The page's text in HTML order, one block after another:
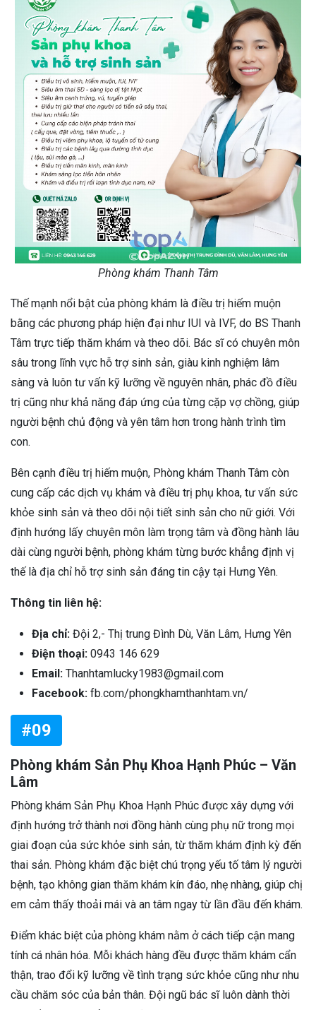
Phòng khám Thanh Tâm
Thế mạnh nổi bật của phòng khám là điều trị hiếm muộn
bằng các phương pháp hiện đại như IUI và IVF, do BS Thanh
Tâm trực tiếp thăm khám và theo dõi. Bác sĩ có chuyên môn
sâu trong lĩnh vực hỗ trợ sinh sản, giàu kinh nghiệm lâm
sàng và luôn tư vấn kỹ lưỡng về nguyên nhân, phác đồ điều
trị cũng như khả năng đáp ứng của từng cặp vợ chồng, giúp
người bệnh chủ động và yên tâm hơn trong hành trình tìm
con.
Bên cạnh điều trị hiếm muộn, Phòng khám Thanh Tâm còn
cung cấp các dịch vụ khám và điều trị phụ khoa, tư vấn sức
khỏe sinh sản và theo dõi nội tiết sinh sản cho nữ giới. Với
định hướng lấy chuyên môn làm trọng tâm và đồng hành lâu
dài cùng người bệnh, phòng khám từng bước khẳng định vị
thế là địa chỉ hỗ trợ sinh sản đáng tin cậy tại Hưng Yên.
Thông tin liên hệ:
Địa chỉ: Đội 2,- Thị trung Đình Dù, Văn Lâm, Hưng Yên
Điện thoại: 0943 146 629
Email: Thanhtamlucky1983@gmail.com
Facebook: fb.com/phongkhamthanhtam.vn/
#09
Phòng khám Sản Phụ Khoa Hạnh Phúc – Văn
Lâm
Phòng khám Sản Phụ Khoa Hạnh Phúc được xây dựng với
định hướng trở thành nơi đồng hành cùng phụ nữ trong mọi
giai đoạn của sức khỏe sinh sản, từ thăm khám định kỳ đến
thai sản. Phòng khám đặc biệt chú trọng yếu tố tâm lý người
bệnh, tạo không gian thăm khám kín đáo, nhẹ nhàng, giúp chị
em cảm thấy thoải mái và an tâm ngay từ lần đầu đến khám.
Điểm khác biệt của phòng khám nằm ở cách tiếp cận mang
tính cá nhân hóa. Mỗi khách hàng đều được thăm khám cẩn
thận, trao đổi kỹ lưỡng về tình trạng sức khỏe cũng như nhu
cầu chăm sóc của bản thân. Đội ngũ bác sĩ luôn dành thời